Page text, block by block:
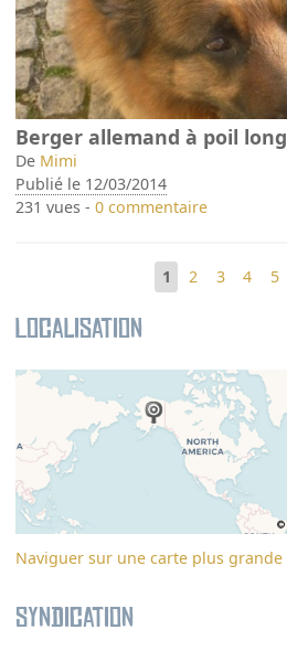
Berger allemand à poil long
De Mimi
Publié le 12/03/2014
231 vues -0 commentaire
1 2 3 4 5
Localisation
Naviguer sur une carte plus grande
Syndication